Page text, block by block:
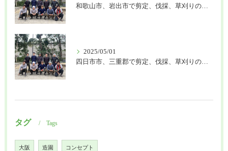
和歌山市、岩出市で剪定、伐採、草刈りの作業を頼むなら はなまる造園
2025/05/01
四日市市、三重郡で剪定、伐採、草刈りの作業を頼むなら はなまる造園
タグ Tags
大阪 造園 コンセプト